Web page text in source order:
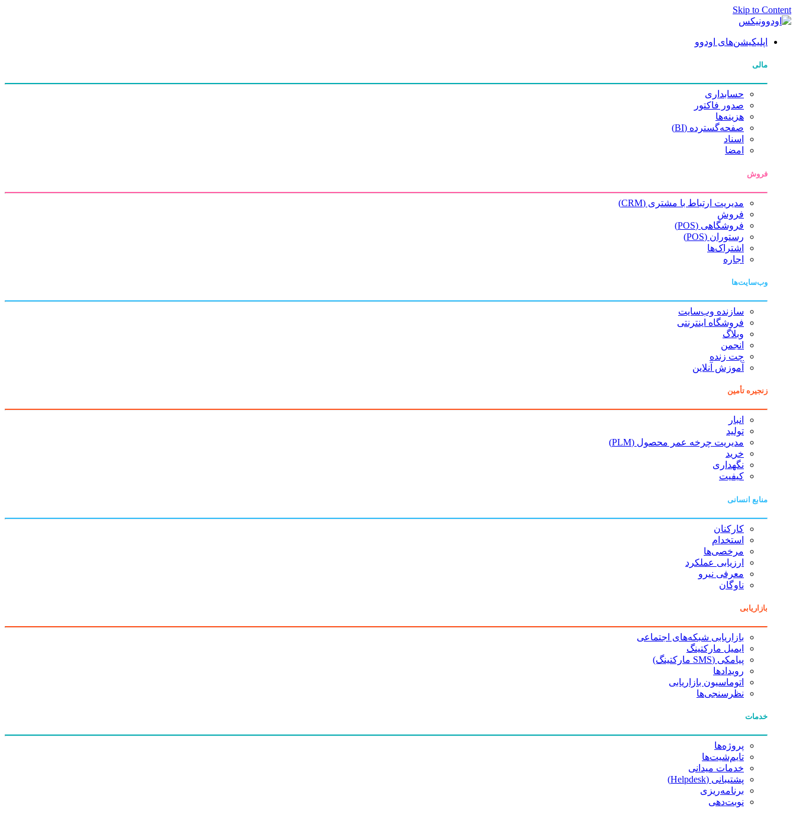
Skip to Content
اپلیکیشن‌های اودوو
مالی
حسابداری
صدور فاکتور
هزینه‌ها
صفحه‌گسترده (BI)
اسناد
امضا
فروش
مدیریت ارتباط با مشتری (CRM)
فروش
فروشگاهی (POS)
رستوران (POS)
اشتراک‌ها
اجاره
وب‌سایت‌ها
سازنده وب‌سایت
فروشگاه اینترنتی
وبلاگ
انجمن
چت زنده
آموزش آنلاین
زنجیره تأمین
انبار
تولید
مدیریت چرخه عمر محصول (PLM)
خرید
نگهداری
کیفیت
منابع انسانی
کارکنان
استخدام
مرخصی‌ها
ارزیابی عملکرد
معرفی نیرو
ناوگان
بازاریابی
بازاریابی شبکه‌های اجتماعی
ایمیل مارکتینگ
پیامکی (SMS مارکتینگ)
رویدادها
اتوماسیون بازاریابی
نظرسنجی‌ها
خدمات
پروژه‌ها
تایم‌شیت‌ها
خدمات میدانی
پشتیبانی (Helpdesk)
برنامه‌ریزی
نوبت‌دهی